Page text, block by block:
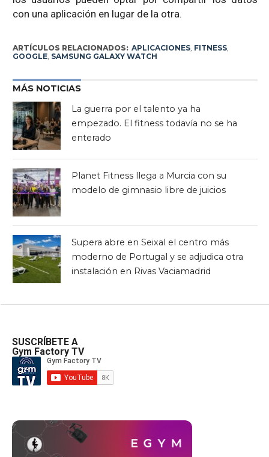
con una aplicación en lugar de la otra.
ARTÍCULOS RELACIONADOS: APLICACIONES, FITNESS,
GOOGLE, SAMSUNG GALAXY WATCH
MÁS NOTICIAS
La guerra por el talento ya ha
empezado. El fitness todavía no se ha
enterado
Planet Fitness llega a Murcia con su
modelo de gimnasio libre de juicios
Supera abre en Seixal el centro más
moderno de Portugal y se adjudica otra
instalación en Rivas Vaciamadrid
SUSCRÍBETE A
Gym Factory TV